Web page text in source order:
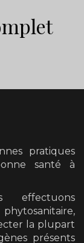
pratiques
santé à
la plupart
présents